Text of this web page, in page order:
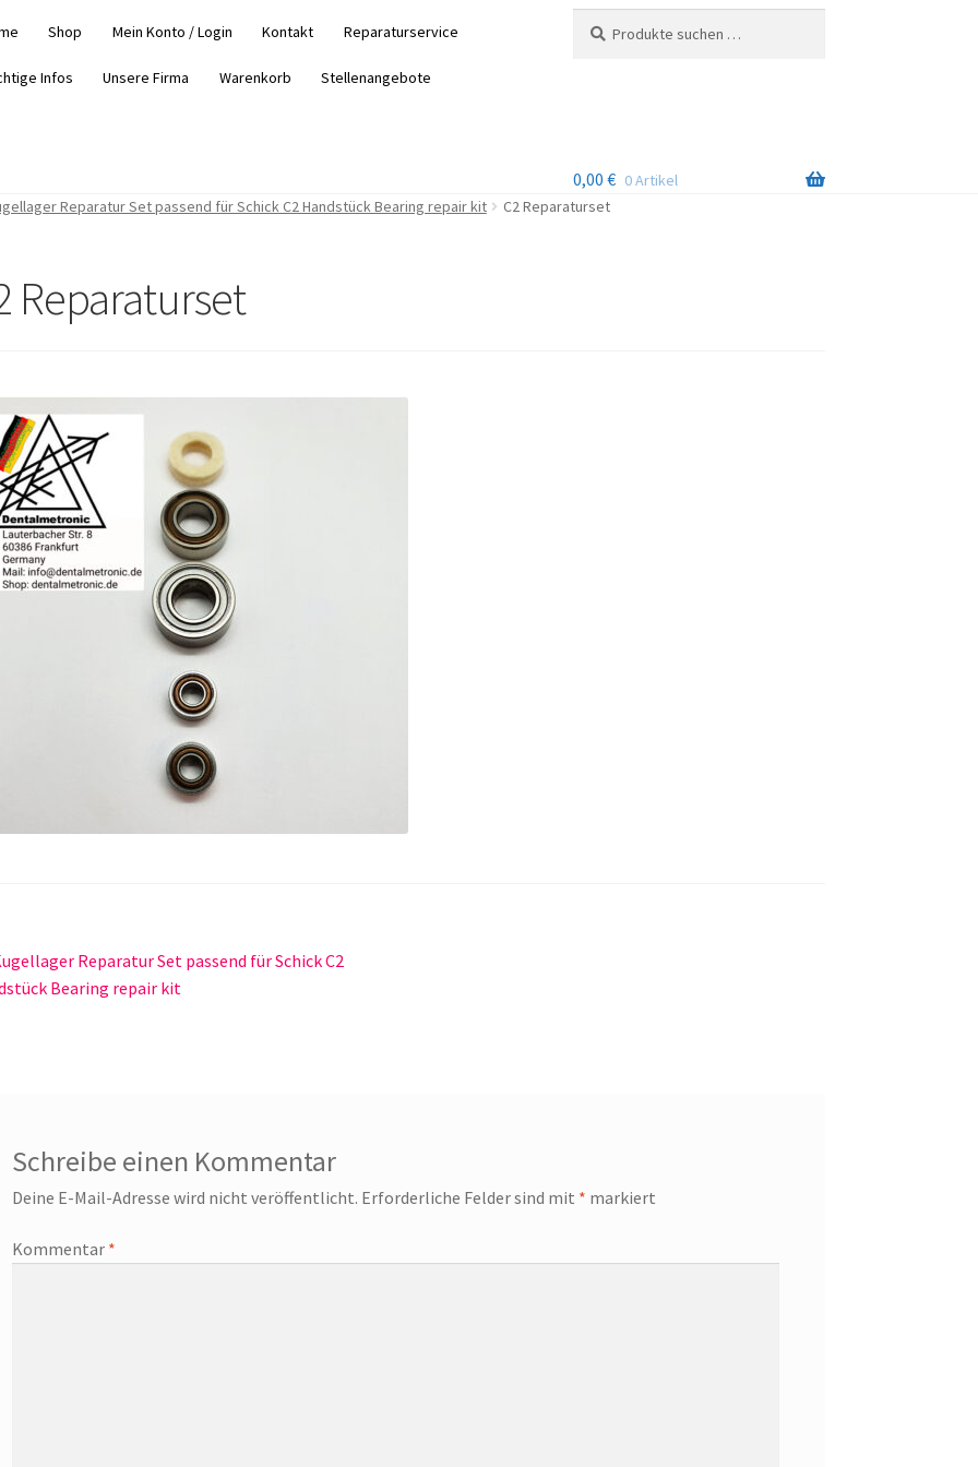
Shop Mein Konto / Login Kontakt Reparaturservice
Infos Unsere Firma Warenkorb Stellenangebote
nach:
0,00 € 0 Artikel
Reparatur Set passend für Schick C2 Handstück Bearing repair kit C2 Reparaturset
Reparaturset
Reparatur Set passend für Schick C2
Bearing repair kit
Schreibe einen Kommentar
Deine E-Mail-Adresse wird nicht veröffentlicht. Erforderliche Felder sind mit * markiert
Kommentar *